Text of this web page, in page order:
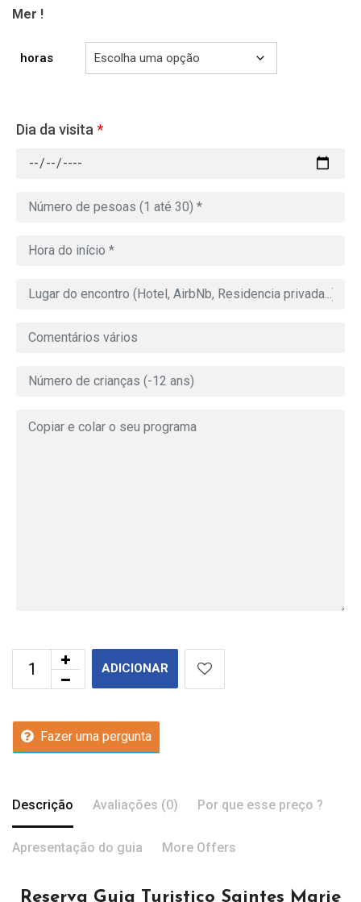
Mer !
horas
Dia da visita *
ADICIONAR
Fazer uma pergunta
Descrição Avaliações (0) Por que esse preço ?
Apresentação do guia More Offers
Reserva Guia Turistico Saintes Marie